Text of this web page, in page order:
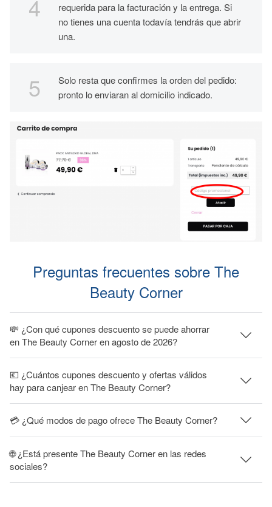
requerida para la facturación y la entrega. Si
no tienes una cuenta todavía tendrás que abrir
una.
Solo resta que confirmes la orden del pedido:
pronto lo enviaran al domicilio indicado.
Preguntas frecuentes sobre The
Beauty Corner
💸 ¿Con qué cupones descuento se puede ahorrar
en The Beauty Corner en agosto de 2026?
💶 ¿Cuántos cupones descuento y ofertas válidos
hay para canjear en The Beauty Corner?
💳 ¿Qué modos de pago ofrece The Beauty Corner?
🌐 ¿Está presente The Beauty Corner en las redes
sociales?